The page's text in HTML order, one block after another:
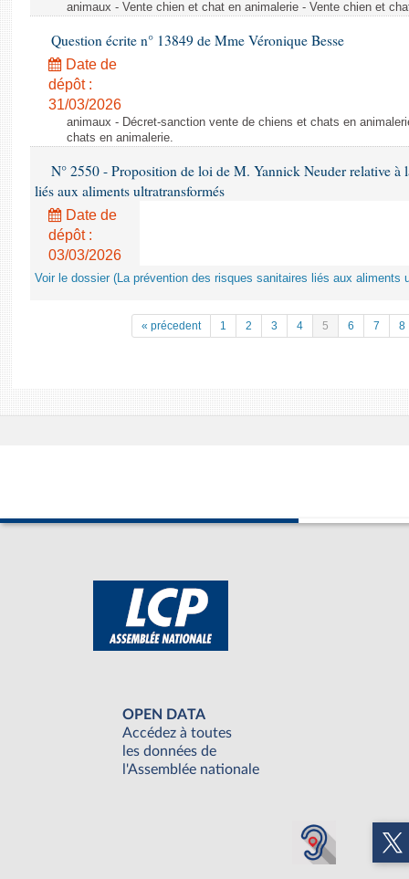
animaux - Vente chien et chat en animalerie - Vente chien et
Question écrite n° 13849 de Mme Véronique Besse
Date de
dépôt :
31/03/2026
animaux - Décret-sanction vente de chiens et chats en
chats en animalerie.
N° 2550 - Proposition de loi de M. Yannick Neuder relative à
liés aux aliments ultratransformés
Date de
dépôt :
03/03/2026
Voir le dossier (La prévention des risques sanitaires liés aux aliments
« précedent 1 2 3 4 5 6 7 8
OPEN DATA
Accédez à toutes
les données de
l'Assemblée nationale